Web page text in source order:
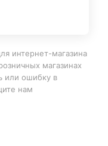
интернет-магазина
магазинах
или ошибку в
нам